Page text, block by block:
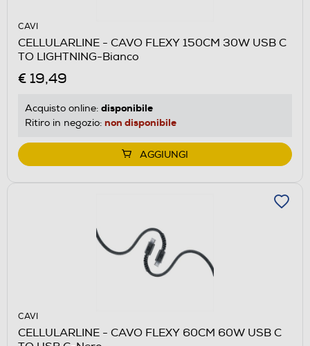
CAVI
CELLULARLINE - CAVO FLEXY 150CM 30W USB C
TO LIGHTNING-Bianco
€ 19,49
Acquisto online: disponibile
Ritiro in negozio: non disponibile
AGGIUNGI
CAVI
CELLULARLINE - CAVO FLEXY 60CM 60W USB C